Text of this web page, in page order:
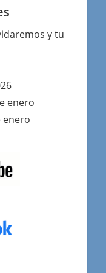
y tu
enero
enero